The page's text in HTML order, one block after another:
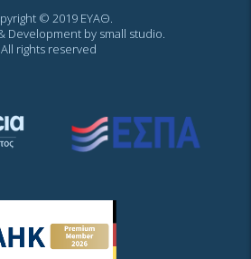
© 2019 ΕΥΑΘ.
Development by small studio.
All rights reserved